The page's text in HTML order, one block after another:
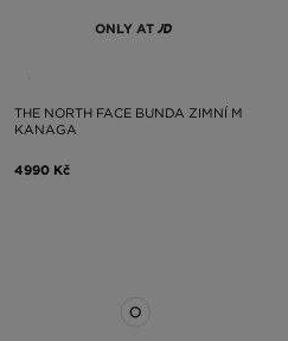
ONLY AT
THE NORTH FACE BUNDA ZIMNÍ M
KANAGA
4990 Kč